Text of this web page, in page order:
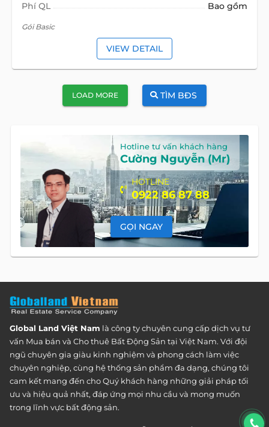
Phí QL Bao gồm
Gói Basic
VIEW DETAIL
LOAD MORE TÌM BĐS
Hotline tư vấn khách hàng
Cường Nguyễn (Mr)
HOTLINE
0922 86 87 88
GỌI NGAY
Global Land Việt Nam là công ty chuyên cung cấp dịch vụ tư
vấn Mua bán và Cho thuê Bất Động Sản tại Việt Nam. Với đội
ngũ chuyên gia giàu kinh nghiệm và phong cách làm việc
chuyên nghiệp, cùng hệ thống sản phẩm đa dạng, chúng tôi
cam kết mang đến cho Quý khách hàng những giải pháp tối
ưu và hiệu quả nhất, đáp ứng mọi nhu cầu và mong muốn
trong lĩnh vực bất động sản.